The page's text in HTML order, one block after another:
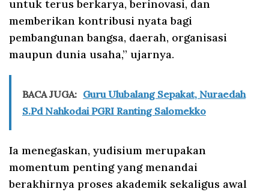
untuk terus berkarya, berinovasi, dan
memberikan kontribusi nyata bagi
pembangunan bangsa, daerah, organisasi
maupun dunia usaha,” ujarnya.
BACA JUGA: Guru Ulubalang Sepakat, Nuraedah
S.Pd Nahkodai PGRI Ranting Salomekko
Ia menegaskan, yudisium merupakan
momentum penting yang menandai
berakhirnya proses akademik sekaligus awal